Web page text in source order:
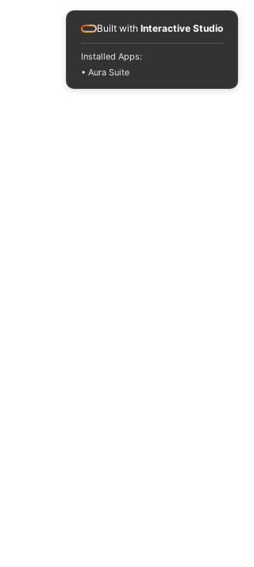
Built with Interactive Studio
Installed Apps:
• Aura Suite